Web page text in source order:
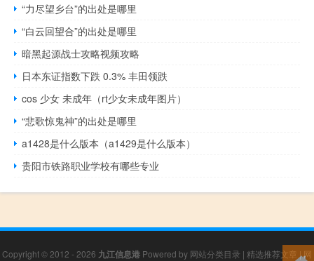
“力尽望乡台”的出处是哪里
“白云回望合”的出处是哪里
暗黑起源战士攻略视频攻略
日本东证指数下跌 0.3% 丰田领跌
cos 少女 未成年（rt少女未成年图片）
“悲歌惊鬼神”的出处是哪里
a1428是什么版本（a1429是什么版本）
贵阳市铁路职业学校有哪些专业
Copyright © 2012 - 2026 九江信息港 Powered by 网站分类目录 | 精选推荐文章 |网